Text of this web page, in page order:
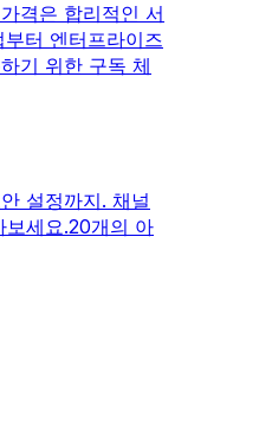
격은 합리적인 서
터 엔터프라이즈
기 위한 구독 체
설정까지. 채널
보세요.20개의 아